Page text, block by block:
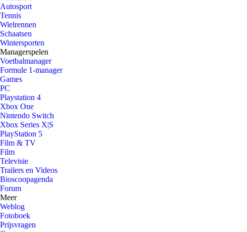
Autosport
Tennis
Wielrennen
Schaatsen
Wintersporten
Managerspelen
Voetbalmanager
Formule 1-manager
Games
PC
Playstation 4
Xbox One
Nintendo Switch
Xbox Series X|S
PlayStation 5
Film & TV
Film
Televisie
Trailers en Videos
Bioscoopagenda
Forum
Meer
Weblog
Fotoboek
Prijsvragen